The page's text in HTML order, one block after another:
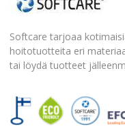
Softcare tarjoaa
hoitotuotteita eri
tai löydä tuotteet